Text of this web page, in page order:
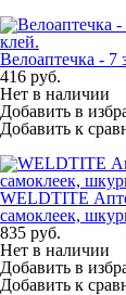
Велоаптечка - 7
416 руб.
Нет в наличии
Добавить в
Добавить к
WELDTITE
самоклеек,
835 руб.
Нет в наличии
Добавить в
Добавить к